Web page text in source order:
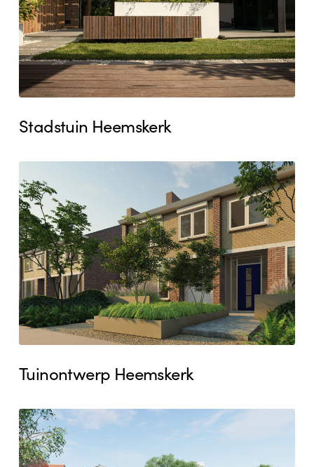
Stadstuin Heemskerk
Heemskerk
Tuinontwerp Heemskerk
Ontwerp
dakterras
Uitgeest